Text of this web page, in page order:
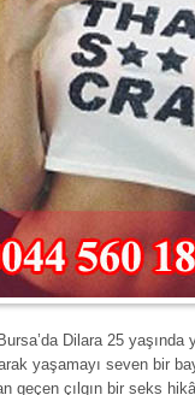
Dilara 25 yaşında
yaşamayı seven bir
geçen çılgın bir seks